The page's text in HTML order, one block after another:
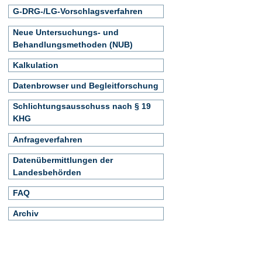
G-DRG-/LG-Vorschlagsverfahren
Neue Untersuchungs- und
Behandlungsmethoden (NUB)
Kalkulation
Datenbrowser und Begleitforschung
Schlichtungsausschuss nach § 19
KHG
Anfrageverfahren
Datenübermittlungen der
Landesbehörden
FAQ
Archiv